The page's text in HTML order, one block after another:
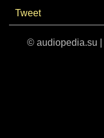
Tweet
© audiopedia.su |